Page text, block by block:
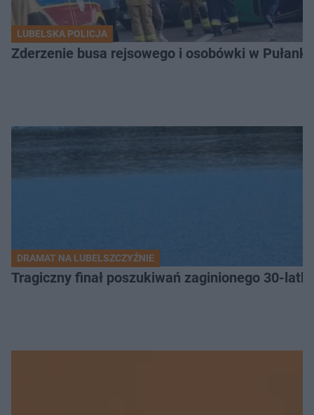
LUBELSKA POLICJA
Zderzenie busa rejsowego i osobówki w
DRAMAT NA LUBELSZCZYŹNIE
Tragiczny finał poszukiwań zaginionego 30-